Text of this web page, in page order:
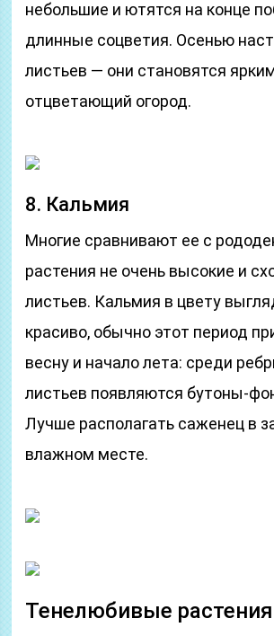
небольшие и ютятся на конце
длинные соцветия. Осенью
листьев — они становятся
отцветающий огород.
8. Кальмия
Многие сравнивают ее с
растения не очень высокие и
листьев. Кальмия в цвету
красиво, обычно этот период
весну и начало лета: среди
листьев появляются бутоны-
Лучше располагать саженец в
влажном месте.
Тенелюбивые растения